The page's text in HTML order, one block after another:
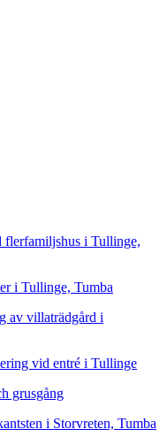
flerfamiljshus i Tullinge,
i Tullinge, Tumba
av villaträdgård i
vid entré i Tullinge
grusgång
i Storvreten, Tumba